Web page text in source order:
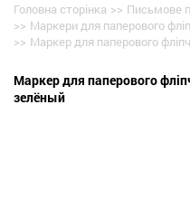
Головна сторінка >> Письмове
>> Маркери для паперового
>> Маркер для паперового
Маркер для паперового
зелёный